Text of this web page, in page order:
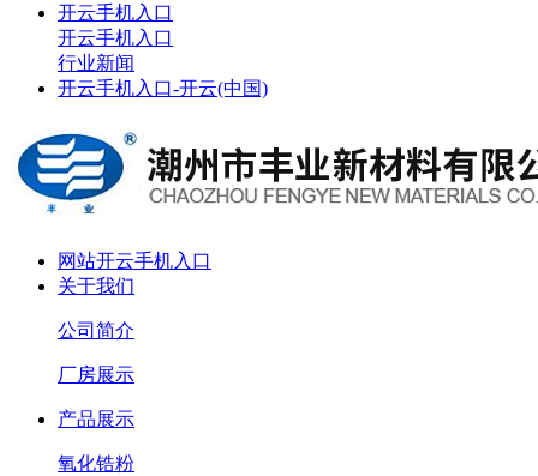
开云手机入口
开云手机入口
行业新闻
开云手机入口-开云(中国)
网站开云手机入口
关于我们
公司简介
厂房展示
产品展示
氧化锆粉